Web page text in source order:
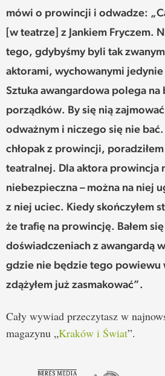
TEKSTY Z MIESIĘCZNIKA
PODCAST
mówi o prowincji i odwadze:
[w teatrze] z Jankiem Fryczem.
tego, gdybyśmy byli tak
aktorami, wychowanymi jedynie
Sztuka awangardowa polega na
porządków. By się nią
odważnym i niczego się nie
chłopak z prowincji,
teatralnej. Dla aktora prowincja
niebezpieczna – można na niej
z niej uciec. Kiedy skończyłem
że trafię na prowincję. Bałem
doświadczeniach z awangardą
gdzie nie będzie tego powiewu
zdążyłem już zasmakować”.
Cały wywiad przeczytasz w
magazynu „Kraków i Świat”.